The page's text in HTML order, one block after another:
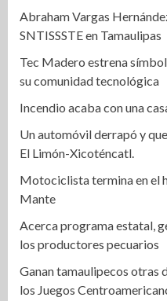
Abraham Vargas
SNTISSSTE en Tamaulipas
Tec Madero estrena
su comunidad tecnológica
Incendio acaba con una
Un automóvil derrapó y
El Limón-Xicoténcatl.
Motociclista termina en el
Mante
Acerca programa estatal,
los productores pecuarios
Ganan tamaulipecos otras
los Juegos